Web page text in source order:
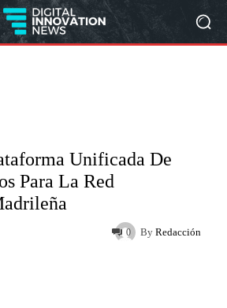
Unificada De
Para La Red
By Redacción
0